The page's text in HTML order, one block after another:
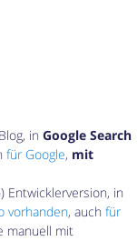
inGoogle Search
für Google, mit
Entwicklerversion, in
vorhanden, auchfür
manuell mit